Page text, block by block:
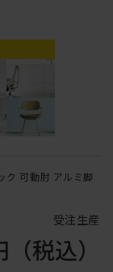
ク 可動肘 アルミ脚
受注生産
（税込）